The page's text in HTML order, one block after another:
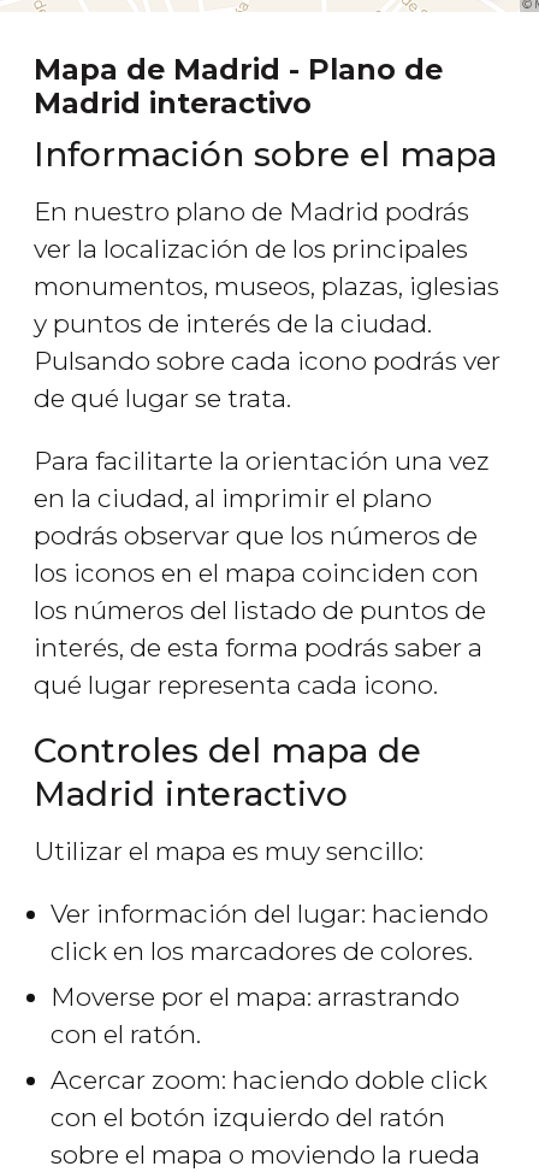
Mapa de Madrid - Plano de
Madrid interactivo
Información sobre el mapa
En nuestro plano de Madrid podrás
ver la localización de los principales
monumentos, museos, plazas, iglesias
y puntos de interés de la ciudad.
Pulsando sobre cada icono podrás ver
de qué lugar se trata.
Para facilitarte la orientación una vez
en la ciudad, al imprimir el plano
podrás observar que los números de
los iconos en el mapa coinciden con
los números del listado de puntos de
interés, de esta forma podrás saber a
qué lugar representa cada icono.
Controles del mapa de
Madrid interactivo
Utilizar el mapa es muy sencillo:
Ver información del lugar: haciendo
click en los marcadores de colores.
Moverse por el mapa: arrastrando
con el ratón.
Acercar zoom: haciendo doble click
con el botón izquierdo del ratón
sobre el mapa o moviendo la rueda